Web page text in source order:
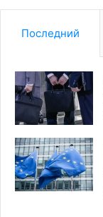
Последний